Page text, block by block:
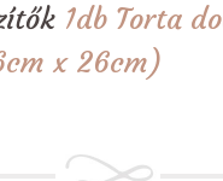
1db Torta
x 26cm)